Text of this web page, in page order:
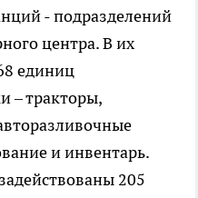
- подразделений
центра. В их
единиц
– тракторы,
и инвентарь.
205